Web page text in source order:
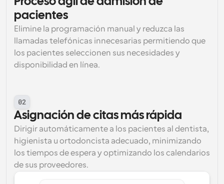
pacientes
Elimine la programación manual y reduzca las
llamadas telefónicas innecesarias permitiendo que
los pacientes seleccionen sus necesidades y
disponibilidad en línea.
02
Asignación de citas más rápida
Dirigir automáticamente a los pacientes al dentista,
higienista u ortodoncista adecuado, minimizando
los tiempos de espera y optimizando los calendarios
de sus proveedores.